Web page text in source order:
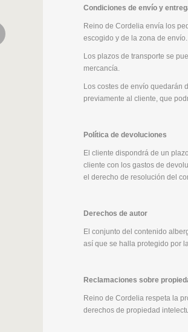
Condiciones de envío y
Reino de Cordelia envía los
escogido y de la zona de envío.
Los plazos de transporte se
mercancía.
Los costes de envío quedarán
previamente al cliente, que
Política de devoluciones
El cliente dispondrá de un
cliente con los gastos de
el derecho de resolución del
Derechos de autor
El conjunto del contenido
así que se halla protegido por
Reclamaciones sobre
​Reino de Cordelia respeta la
derechos de propiedad